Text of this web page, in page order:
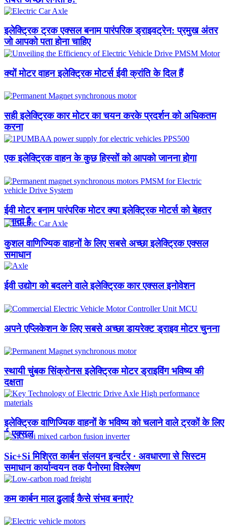
इलेक्ट्रिक ट्रक एक्सल बनाम पारंपरिक ड्राइवट्रेन: प्रमुख अंतर
जो आपको पता होना चाहिए
क्यों मोटर वाहन इलेक्ट्रिक मोटर्स ईवी क्रांति के दिल हैं
सही इलेक्ट्रिक कार मोटर का चयन करके प्रदर्शन को अधिकतम
करना
एक इलेक्ट्रिक वाहन के कुछ हिस्सों को आपको जानना होगा
ईवी मोटर बनाम पारंपरिक मोटर क्या इलेक्ट्रिक मोटर्स को बेहतर
बनाता है
कुशल वाणिज्यिक वाहनों के लिए सबसे अच्छा इलेक्ट्रिक एक्सल
समाधान
ईवी उद्योग को बदलने वाले इलेक्ट्रिक कार एक्सल इनोवेशन
अपने एप्लिकेशन के लिए सबसे अच्छा डायरेक्ट ड्राइव मोटर चुनना
स्थायी चुंबक सिंक्रोनस इलेक्ट्रिक मोटर ड्राइविंग भविष्य की
दक्षता
इलेक्ट्रिक वाणिज्यिक वाहनों के भविष्य को चलाने वाले ट्रकों के लिए
ई-एक्सल
Sic+Si मिश्रित कार्बन संलयन इन्वर्टर · अवधारणा से सिस्टम
समाधान कार्यान्वयन तक पैनोरमा विश्लेषण
कम कार्बन माल ढुलाई कैसे संभव बनाएं?